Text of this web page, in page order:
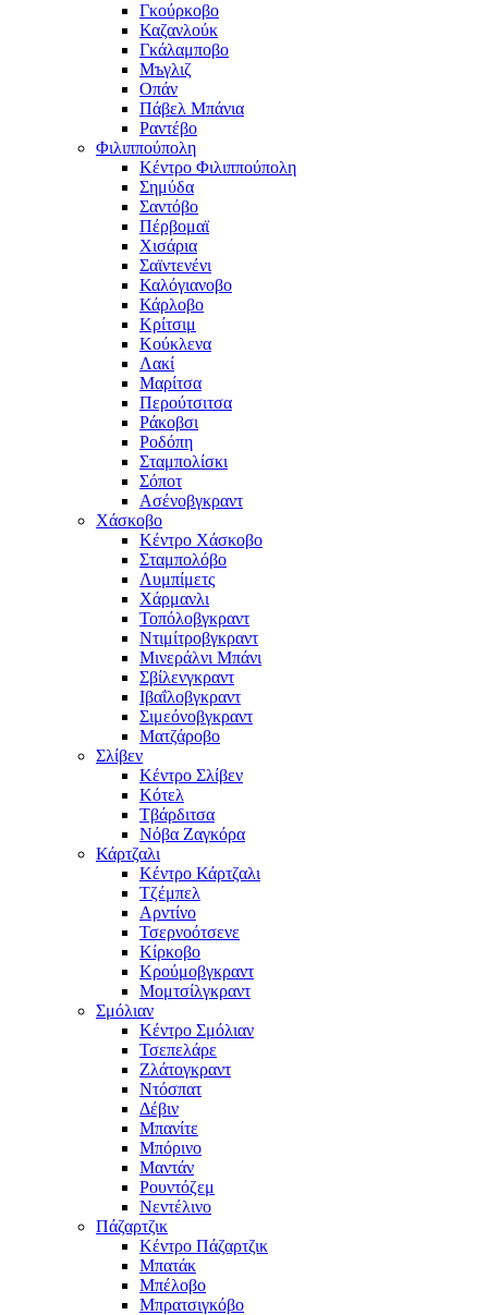
Γκούρκοβο
Καζανλούκ
Γκάλαμποβο
Μъγλιζ
Οπάν
Πάβελ Μπάνια
Ραντέβο
Φιλιππούπολη
Κέντρο Φιλιππούπολη
Σημύδα
Σαντόβο
Πέρβομαϊ
Χισάρια
Σαϊντενένι
Καλόγιανοβο
Κάρλοβο
Κρίτσιμ
Κούκλενα
Λακί
Μαρίτσα
Περούτσιτσα
Ράκοβσι
Ροδόπη
Σταμπολίσκι
Σόποτ
Ασένοβγκραντ
Χάσκοβο
Κέντρο Χάσκοβο
Σταμπολόβο
Λυμπίμετς
Χάρμανλι
Τοπόλοβγκραντ
Ντιμίτροβγκραντ
Μινεράλνι Μπάνι
Σβίλενγκραντ
Ιβαΐλοβγκραντ
Σιμεόνοβγκραντ
Ματζάροβο
Σλίβεν
Κέντρο Σλίβεν
Κότελ
Τβάρδιτσα
Νόβα Ζαγκόρα
Κάρτζαλι
Κέντρο Κάρτζαλι
Τζέμπελ
Αρντίνο
Τσερνοότσενε
Κίρκοβο
Κρούμοβγκραντ
Μομτσίλγκραντ
Σμόλιαν
Κέντρο Σμόλιαν
Τσεπελάρε
Ζλάτογκραντ
Ντόσπατ
Δέβιν
Μπανίτε
Μπόρινο
Μαντάν
Ρουντόζεμ
Νεντέλινο
Πάζαρτζικ
Κέντρο Πάζαρτζικ
Μπατάκ
Μπέλοβο
Μπρατσιγκόβο